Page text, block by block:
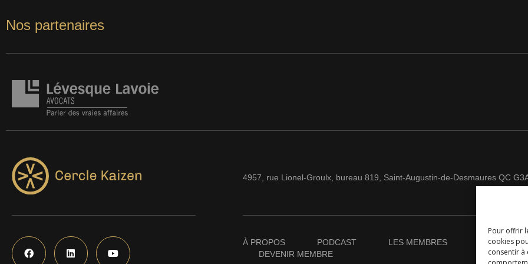
Pour offrir
cookies
consentir à
Nos partenaires
4957, rue Lionel-Groulx, bureau 819, Saint-Augustin-de-Desmaures QC
À PROPOS PODCAST LES MEMBRES NOUVELLES
DEVENIR MEMBRE